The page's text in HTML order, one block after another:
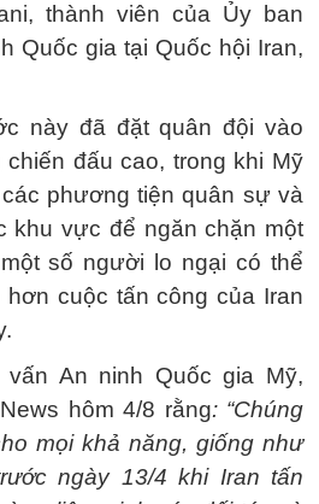
thành viên của Ủy ban
Quốc gia tại Quốc hội Iran,
này đã đặt quân đội vào
đấu cao, trong khi Mỹ
phương tiện quân sự và
khu vực để ngăn chặn một
số người lo ngại có thể
cuộc tấn công của Iran
An ninh Quốc gia Mỹ,
hôm 4/8 rằng: “Chúng
mọi khả năng, giống như
ngày 13/4 khi Iran tấn